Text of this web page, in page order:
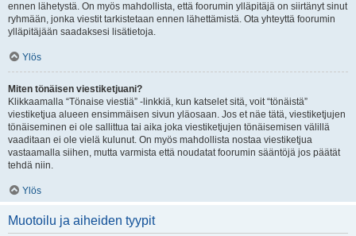
ennen lähetystä. On myös mahdollista, että foorumin ylläpitäjä on siirtänyt sinut
ryhmään, jonka viestit tarkistetaan ennen lähettämistä. Ota yhteyttä foorumin
ylläpitäjään saadaksesi lisätietoja.
Ylös
Miten tönäisen viestiketjuani?
Klikkaamalla “Tönaise viestiä” -linkkiä, kun katselet sitä, voit “tönäistä”
viestiketjua alueen ensimmäisen sivun yläosaan. Jos et näe tätä, viestiketjujen
tönäiseminen ei ole sallittua tai aika joka viestiketjujen tönäisemisen välillä
vaaditaan ei ole vielä kulunut. On myös mahdollista nostaa viestiketjua
vastaamalla siihen, mutta varmista että noudatat foorumin sääntöjä jos päätät
tehdä niin.
Ylös
Muotoilu ja aiheiden tyypit